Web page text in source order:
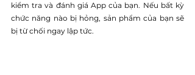
kiểm tra và đánh giá App của bạn. Nếu bất kỳ
chức năng nào bị hỏng, sản phẩm của bạn sẽ
bị từ chối ngay lập tức.